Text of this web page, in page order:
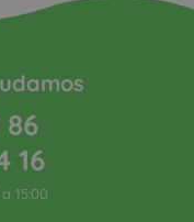
86
16
15:00